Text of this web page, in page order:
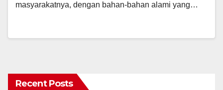
masyarakatnya, dengan bahan-bahan alami yang…
Recent Posts